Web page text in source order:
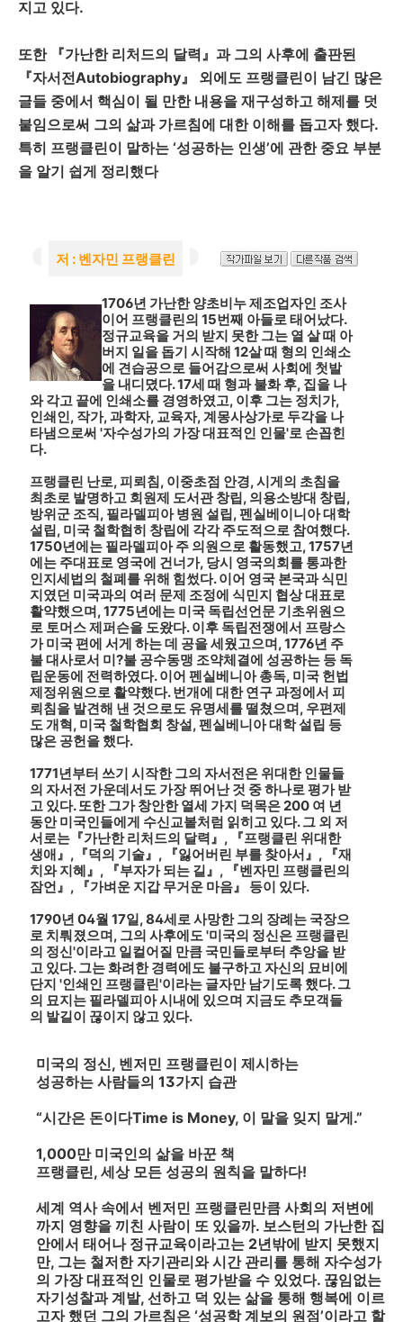
지고 있다.
또한 『가난한 리처드의 달력』과 그의 사후에 출판된
『자서전Autobiography』 외에도 프랭클린이 남긴 많은
글들 중에서 핵심이 될 만한 내용을 재구성하고 해제를 덧
붙임으로써 그의 삶과 가르침에 대한 이해를 돕고자 했다.
특히 프랭클린이 말하는 ‘성공하는 인생’에 관한 중요 부분
을 알기 쉽게 정리했다
저 : 벤자민 프랭클린
1706년 가난한 양초비누 제조업자인 조사
이어 프랭클린의 15번째 아들로 태어났다.
정규교육을 거의 받지 못한 그는 열 살 때 아
버지 일을 돕기 시작해 12살 때 형의 인쇄소
에 견습공으로 들어감으로써 사회에 첫발
을 내디뎠다. 17세 때 형과 불화 후, 집을 나
와 각고 끝에 인쇄소를 경영하였고, 이후 그는 정치가,
인쇄인, 작가, 과학자, 교육자, 계몽사상가로 두각을 나
타냄으로써 '자수성가의 가장 대표적인 인물'로 손꼽힌
다.
프랭클린 난로, 피뢰침, 이중초점 안경, 시게의 초침을
최초로 발명하고 회원제 도서관 창립, 의용소방대 창립,
방위군 조직, 필라델피아 병원 설립, 펜실베이니아 대학
설립, 미국 철학협히 창립에 각각 주도적으로 참여했다.
1750년에는 필라델피아 주 의원으로 활동했고, 1757년
에는 주대표로 영국에 건너가, 당시 영국의회를 통과한
인지세법의 철폐를 위해 힘썼다. 이어 영국 본국과 식민
지였던 미국과의 여러 문제 조정에 식민지 협상 대표로
활약했으며, 1775년에는 미국 독립선언문 기초위원으
로 토머스 제퍼슨을 도왔다. 이후 독립전쟁에서 프랑스
가 미국 편에 서게 하는 데 공을 세웠고으며, 1776년 주
불 대사로서 미?불 공수동맹 조약체결에 성공하는 등 독
립운동에 전력하였다. 이어 펜실베니아 총독, 미국 헌법
제정위원으로 활약했다. 번개에 대한 연구 과정에서 피
뢰침을 발견해 낸 것으로도 유명세를 떨쳤으며, 우편제
도 개혁, 미국 철학협회 창설, 펜실베니아 대학 설립 등
많은 공헌을 했다.
1771년부터 쓰기 시작한 그의 자서전은 위대한 인물들
의 자서전 가운데서도 가장 뛰어난 것 중 하나로 평가 받
고 있다. 또한 그가 창안한 열세 가지 덕목은 200 여 년
동안 미국인들에게 수신교봍처럼 읽히고 있다. 그 외 저
서로는『가난한 리처드의 달력』, 『프랭클린 위대한
생애』,『덕의 기술』, 『잃어버린 부를 찾아서』, 『재
치와 지혜』, 『부자가 되는 길』, 『벤자민 프랭클린의
잠언』, 『가벼운 지갑 무거운 마음』 등이 있다.
1790년 04월 17일, 84세로 사망한 그의 장례는 국장으
로 치뤄졌으며, 그의 사후에도 '미국의 정신은 프랭클린
의 정신'이라고 일컬어질 만큼 국민들로부터 추앙을 받
고 있다. 그는 화려한 경력에도 불구하고 자신의 묘비에
단지 '인쇄인 프랭클린'이라는 글자만 남기도록 했다. 그
의 묘지는 필라델피아 시내에 있으며 지금도 추모객들
의 발길이 끊이지 않고 있다.
미국의 정신, 벤저민 프랭클린이 제시하는
성공하는 사람들의 13가지 습관
“시간은 돈이다Time is Money, 이 말을 잊지 말게.”
1,000만 미국인의 삶을 바꾼 책
프랭클린, 세상 모든 성공의 원칙을 말하다!
세계 역사 속에서 벤저민 프랭클린만큼 사회의 저변에
까지 영향을 끼친 사람이 또 있을까. 보스턴의 가난한 집
안에서 태어나 정규교육이라고는 2년밖에 받지 못했지
만, 그는 철저한 자기관리와 시간 관리를 통해 자수성가
의 가장 대표적인 인물로 평가받을 수 있었다. 끊임없는
자기성찰과 계발, 선하고 덕 있는 삶을 통해 행복에 이르
고자 했던 그의 가르침은 ‘성공학 계보의 원점’이라고 할